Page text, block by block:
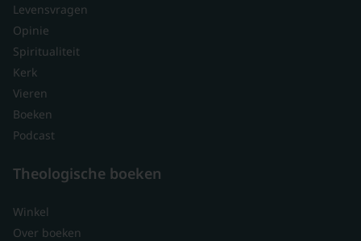
Levensvragen
Opinie
Spiritualiteit
Kerk
Vieren
Boeken
Podcast
Theologische boeken
Winkel
Over boeken